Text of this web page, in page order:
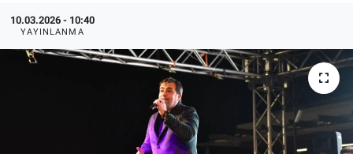
10.03.2026 - 10:40
YAYINLANMA
İletişim
Künye
Tüm Manşetler
Son Dakika Haberleri